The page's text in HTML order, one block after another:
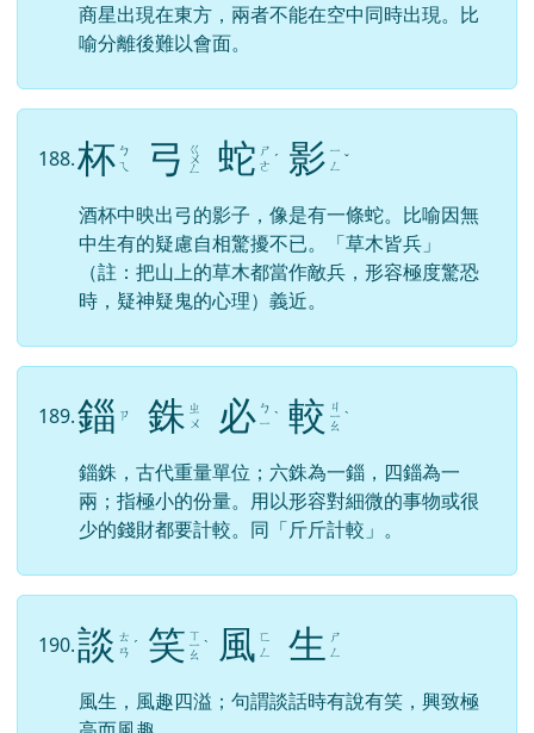
商星出現在東方，兩者不能在空中同時出現。比
喻分離後難以會面。
188.杯 ㄅ
ㄟ
弓 ㄍ
ㄨ
ㄥ 蛇 ㄕ
ㄜ ˊ 影 ㄧ
ㄥ ˇ
酒杯中映出弓的影子，像是有一條蛇。比喻因無
中生有的疑慮自相驚擾不已。「草木皆兵」
（註：把山上的草木都當作敵兵，形容極度驚恐
時，疑神疑鬼的心理）義近。
189.錙 ㄗ 銖 ㄓ
ㄨ
必 ㄅ
ㄧ ˋ 較 ㄐ
ㄧ
ㄠ
ˋ
錙銖，古代重量單位；六銖為一錙，四錙為一
兩；指極小的份量。用以形容對細微的事物或很
少的錢財都要計較。同「斤斤計較」。
190.談 ㄊ
ㄢ ˊ 笑 ㄒ
ㄧ
ㄠ
ˋ 風 ㄈ
ㄥ
生
ㄕ
ㄥ
風生，風趣四溢；句謂談話時有說有笑，興致極